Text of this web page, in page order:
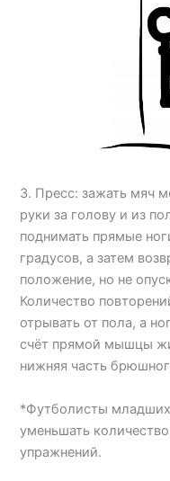
3. Пресс: зажать мяч
руки за голову и из
поднимать прямые
градусов, а затем
положение, но не
Количество
отрывать от пола, а
счёт прямой мышцы
нижняя часть
*Футболисты младших
уменьшать
упражнений.